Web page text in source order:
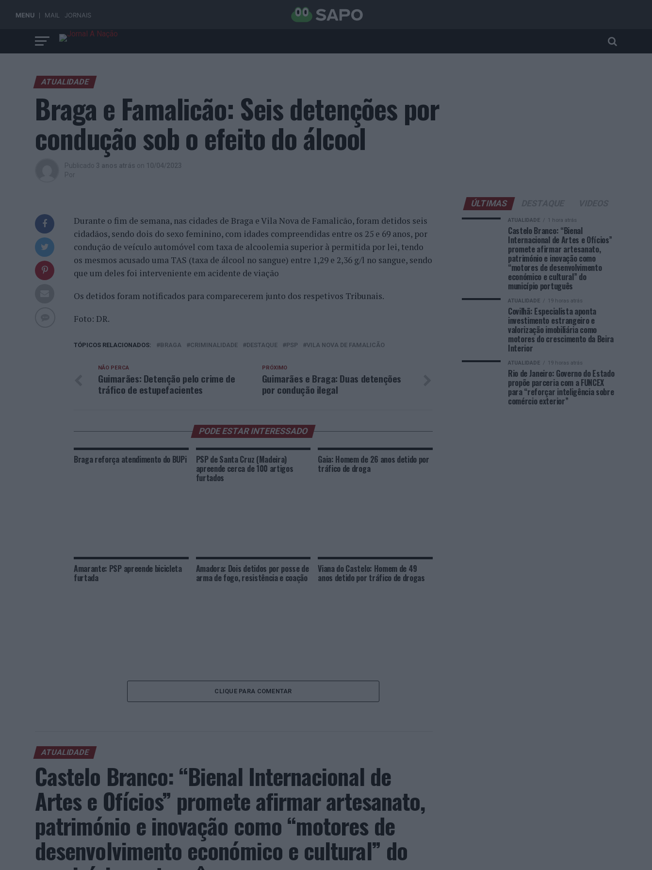
MENU MAIL JORNAIS
ATUALIDADE
Braga e Famalicão: Seis detenções por
condução sob o efeito do álcool
Publicado 3 anos atrás on 10/04/2023
Por
Durante o fim de semana, nas cidades de Braga e Vila Nova de Famalicão, foram detidos seis
cidadãos, sendo dois do sexo feminino, com idades compreendidas entre os 25 e 69 anos, por
condução de veículo automóvel com taxa de alcoolemia superior à permitida por lei, tendo
os mesmos acusado uma TAS (taxa de álcool no sangue) entre 1,29 e 2,36 g/l no sangue, sendo
que um deles foi interveniente em acidente de viação
Os detidos foram notificados para comparecerem junto dos respetivos Tribunais.
Foto: DR.
TÓPICOS RELACIONADOS: BRAGA CRIMINALIDADE DESTAQUE PSP VILA NOVA DE FAMALICÃO
PRÓXIMO
Guimarães e Braga: Duas detenções
por condução ilegal
NÃO PERCA
Guimarães: Detenção pelo crime de
tráfico de estupefacientes
PODE ESTAR INTERESSADO
Braga reforça atendimento do BUPi PSP de Santa Cruz (Madeira)
apreende cerca de 100 artigos
furtados
Gaia: Homem de 26 anos detido por
tráfico de droga
Amarante: PSP apreende bicicleta
furtada
Amadora: Dois detidos por posse de
arma de fogo, resistência e coação
Viana do Castelo: Homem de 49
anos detido por tráfico de drogas
CLIQUE PARA COMENTAR
ATUALIDADE
Castelo Branco: “Bienal Internacional de
Artes e Ofícios” promete afirmar artesanato,
património e inovação como “motores de
desenvolvimento económico e cultural” do
ÚLTIMAS
ATUALIDADE 1 hora atrás
Castelo Branco: “Bienal
Internacional de Artes e Ofícios”
promete afirmar artesanato,
património e inovação como
“motores de desenvolvimento
económico e cultural” do
município português
ATUALIDADE 19 horas atrás
Covilhã: Especialista aponta
investimento estrangeiro e
valorização imobiliária como
motores do crescimento da Beira
Interior
ATUALIDADE 19 horas atrás
Rio de Janeiro: Governo do Estado
propõe parceria com a FUNCEX
para “reforçar inteligência sobre
comércio exterior”